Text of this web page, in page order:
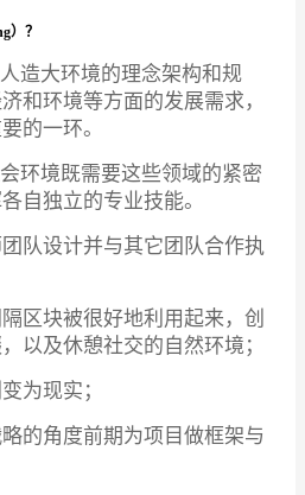
）？
大环境的理念架构和规
和环境等方面的发展需求，
的一环。
境既需要这些领域的紧密
自独立的专业技能。
队设计并与其它团队合作执
区块被很好地利用起来，创
以及休憩社交的自然环境；
为现实；
的角度前期为项目做框架与